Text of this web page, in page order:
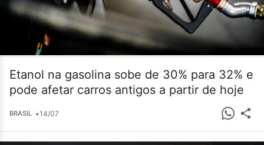
Etanol na gasolina sobe de 30% para 32% e
pode afetar carros antigos a partir de hoje
BRASIL •14/07